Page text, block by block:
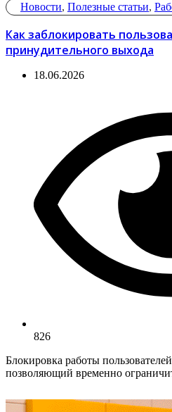
Новости, Полезные статьи,
Как заблокировать
принудительного выхода
18.06.2026
826
Блокировка работы
позволяющий временно